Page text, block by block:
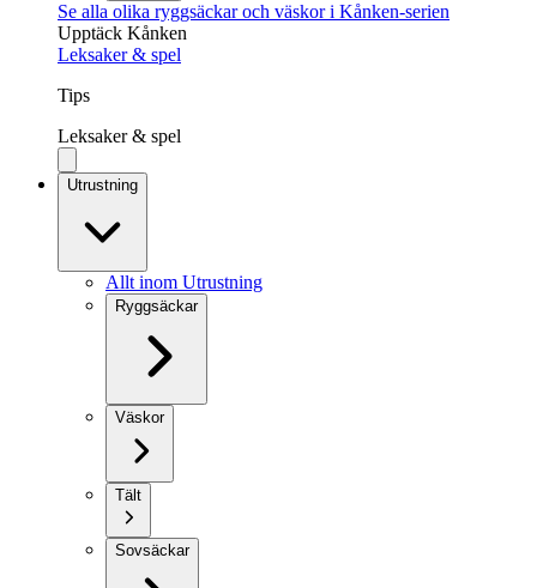
Se alla olika ryggsäckar och väskor i Kånken-serien
Upptäck Kånken
Leksaker & spel
Tips
Leksaker & spel
Utrustning
Allt inom Utrustning
Ryggsäckar
Väskor
Tält
Sovsäckar